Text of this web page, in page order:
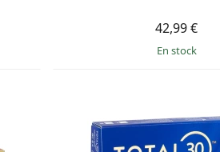
42,99 €
en stock